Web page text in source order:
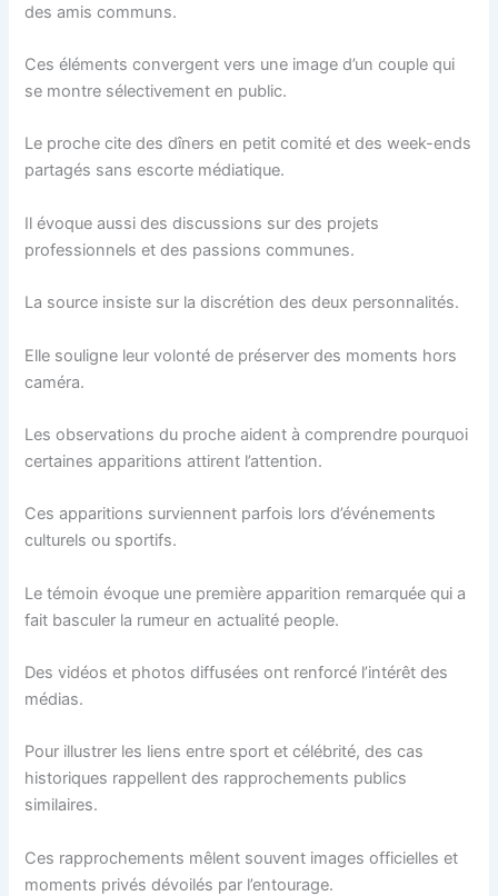
des amis communs.
Ces éléments convergent vers une image d’un couple qui
se montre sélectivement en public.
Le proche cite des dîners en petit comité et des week-ends
partagés sans escorte médiatique.
Il évoque aussi des discussions sur des projets
professionnels et des passions communes.
La source insiste sur la discrétion des deux personnalités.
Elle souligne leur volonté de préserver des moments hors
caméra.
Les observations du proche aident à comprendre pourquoi
certaines apparitions attirent l’attention.
Ces apparitions surviennent parfois lors d’événements
culturels ou sportifs.
Le témoin évoque une première apparition remarquée qui a
fait basculer la rumeur en actualité people.
Des vidéos et photos diffusées ont renforcé l’intérêt des
médias.
Pour illustrer les liens entre sport et célébrité, des cas
historiques rappellent des rapprochements publics
similaires.
Ces rapprochements mêlent souvent images officielles et
moments privés dévoilés par l’entourage.